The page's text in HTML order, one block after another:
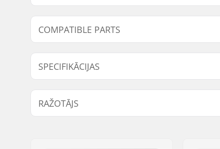
COMPATIBLE PARTS
Find products compatible with Powerslide Axle M7:
SPECIFIKĀCIJAS
Ass diametrs: 8mm
RAŽOTĀJS